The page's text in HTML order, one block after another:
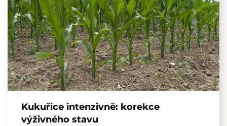
Kukuřice intenzivně: korekce
výživného stavu